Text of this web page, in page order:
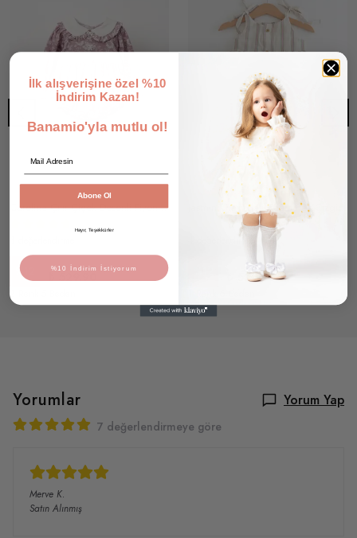
Carolina Çıtır Çiçek Desenli Fiyonk Detaylı Bebe Yaka Romper Tulum
%
₺ 599.90
₺ 529.90
2 Renk 5 Beden
₺ 599.90
₺ 529.90
Yorumlar Yorum Yap
7 değerlendirmeye göre
Merve K.
Satın Alınmış
İlk alışverişine özel %10
İndirim Kazan!
Banamio'yla mutlu ol!
Abone Ol
Hayır, Teşekkürler
%10 İndirim İstiyorum